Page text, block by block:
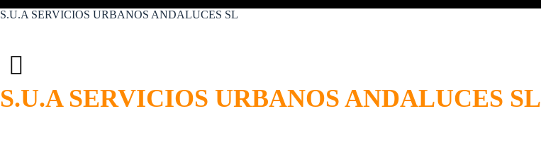
S.U.A SERVICIOS URBANOS ANDALUCES SL
S.U.A SERVICIOS URBANOS ANDALUCES SL